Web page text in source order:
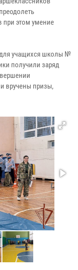
при этом умение
учащихся школы №
получили заряд
вручены призы,